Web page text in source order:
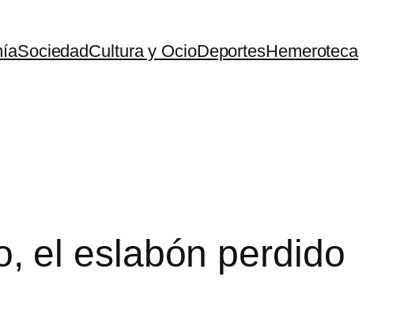
SociedadCultura y OcioDeportesHemeroteca
el eslabón perdido